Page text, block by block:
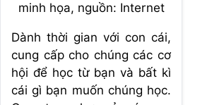
minh họa, nguồn: Internet
Dành thời gian với con cái,
cung cấp cho chúng các cơ
hội để học từ bạn và bất kì
cái gì bạn muốn chúng học.